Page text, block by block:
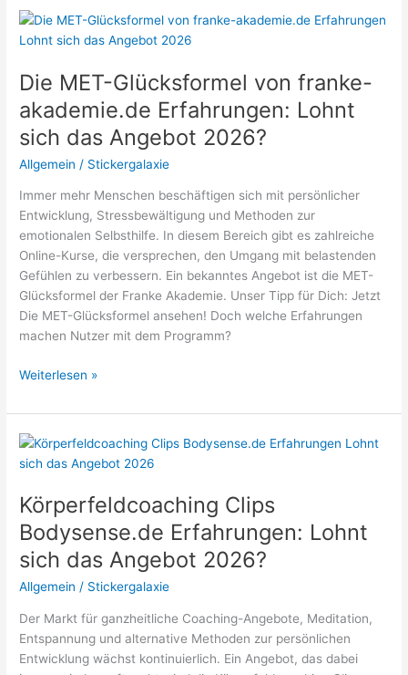
–
Methode
Erfahrungen:
Lohnt
sich
Angebot
2026?
Die MET-Glücksformel von franke-
akademie.de Erfahrungen: Lohnt
sich das Angebot 2026?
Allgemein / Stickergalaxie
Immer mehr Menschen beschäftigen sich mit persönlicher
Entwicklung, Stressbewältigung und Methoden zur
emotionalen Selbsthilfe. In diesem Bereich gibt es zahlreiche
Online-Kurse, die versprechen, den Umgang mit belastenden
Gefühlen zu verbessern. Ein bekanntes Angebot ist die MET-
Glücksformel der Franke Akademie. Unser Tipp für Dich: Jetzt
Die MET-Glücksformel ansehen! Doch welche Erfahrungen
machen Nutzer mit dem Programm?
Die
Glücksformel
von
franke-
akademie.de
Erfahrungen:
Lohnt
sich
das
2026?
Weiterlesen »
Körperfeldcoaching Clips
Bodysense.de Erfahrungen: Lohnt
sich das Angebot 2026?
Allgemein / Stickergalaxie
Der Markt für ganzheitliche Coaching-Angebote, Meditation,
Entspannung und alternative Methoden zur persönlichen
Entwicklung wächst kontinuierlich. Ein Angebot, das dabei